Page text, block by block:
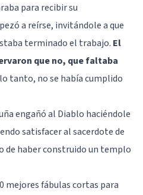
para recibir su
a reírse, invitándole a que
terminado el trabajo. El
que no, que faltaba
tanto, no se había cumplido
engañó al Diablo haciéndole
satisfacer al sacerdote de
de haber construido un templo
mejores fábulas cortas para